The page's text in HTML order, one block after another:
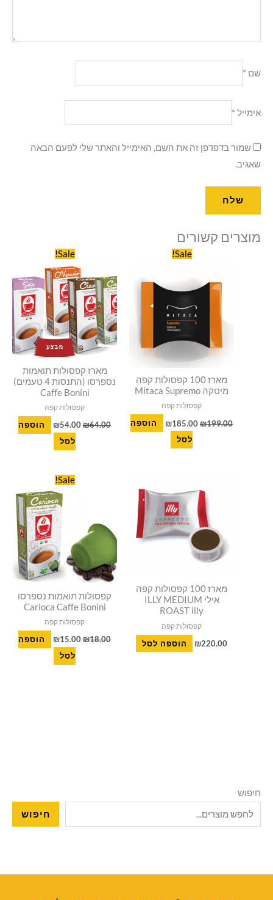
שם *
אימייל *
שמור בדפדפן זה את השם, האימייל והאתר שלי לפעם הבאה
שאגיב.
מוצרים קשורים
Sale!
מארז 100 קפסולות קפה
מיטקה Mitaca Supremo
קפסולות קפה
₪199.00
המחיר
המקורי
₪199.00.
₪185.00
₪185.00.
הוספה
לסל
Sale!
מארז קפסולות תואמות
נספרסו (התנסות 4 טעמים)
Caffe Bonini
קפסולות קפה
₪64.00
המחיר
המקורי
היה:
₪64.00.
₪54.00
הוא:
₪54.00.
הוספה
לסל
מארז 100 קפסולות קפה
אילי ILLY MEDIUM
ROAST illy
קפסולות קפה
₪220.00 הוספה לסל
Sale!
קפסולות תואמות נספרסו
Carioca Caffe Bonini
קפסולות קפה
₪18.00
המחיר
המקורי
₪18.00.
₪15.00
הוא:
₪15.00.
הוספה
לסל
חיפוש
חיפוש